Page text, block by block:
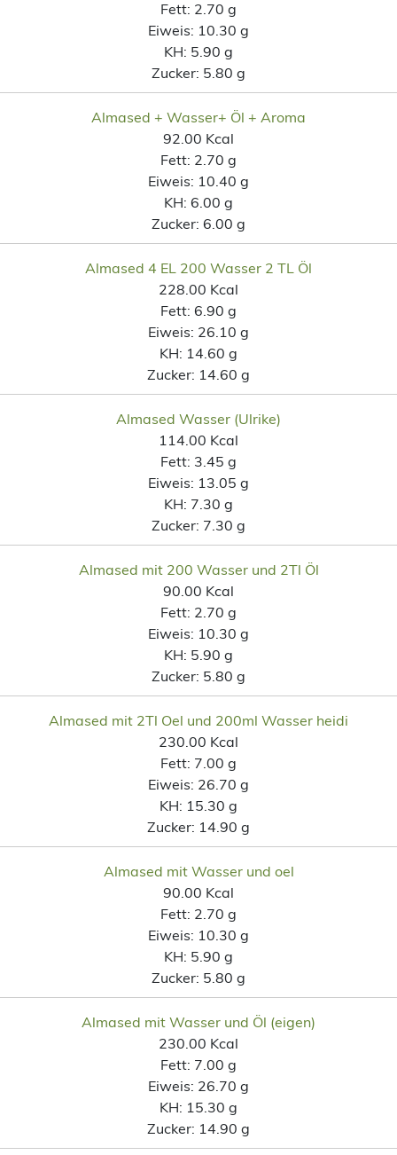
Fett: 2.70 g
Eiweis: 10.30 g
KH: 5.90 g
Zucker: 5.80 g
Almased + Wasser+ Öl + Aroma
92.00 Kcal
Fett: 2.70 g
Eiweis: 10.40 g
KH: 6.00 g
Zucker: 6.00 g
Almased 4 EL 200 Wasser 2 TL Öl
228.00 Kcal
Fett: 6.90 g
Eiweis: 26.10 g
KH: 14.60 g
Zucker: 14.60 g
Almased Wasser (Ulrike)
114.00 Kcal
Fett: 3.45 g
Eiweis: 13.05 g
KH: 7.30 g
Zucker: 7.30 g
Almased mit 200 Wasser und 2Tl Öl
90.00 Kcal
Fett: 2.70 g
Eiweis: 10.30 g
KH: 5.90 g
Zucker: 5.80 g
Almased mit 2Tl Oel und 200ml Wasser heidi
230.00 Kcal
Fett: 7.00 g
Eiweis: 26.70 g
KH: 15.30 g
Zucker: 14.90 g
Almased mit Wasser und oel
90.00 Kcal
Fett: 2.70 g
Eiweis: 10.30 g
KH: 5.90 g
Zucker: 5.80 g
Almased mit Wasser und Öl (eigen)
230.00 Kcal
Fett: 7.00 g
Eiweis: 26.70 g
KH: 15.30 g
Zucker: 14.90 g